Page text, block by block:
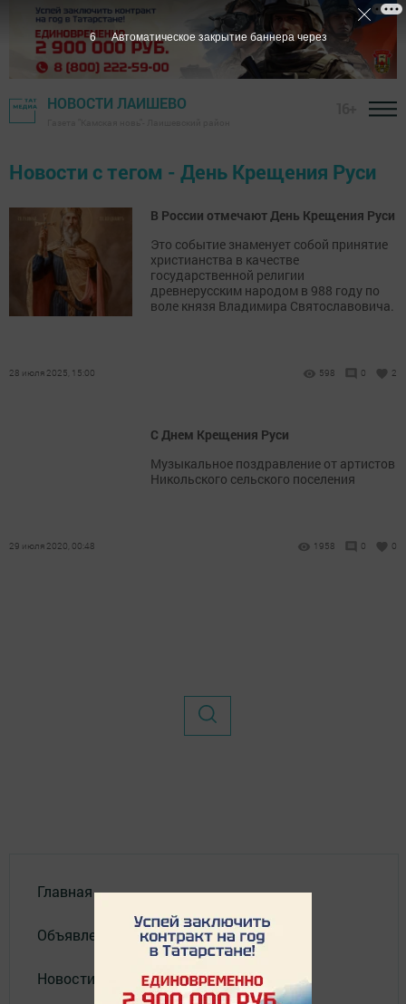
НОВОСТИ ЛАИШЕВО
Новости с тегом - День Крещения Руси
В России отмечают День Крещения Руси
Это событие знаменует собой принятие
христианства в качестве
государственной религии
древнерусским народом в 988 году по
воле князя Владимира Святославовича.
28 июля 2025, 15:00 598 0 2
С Днем Крещения Руси
Музыкальное поздравление от артистов
Никольского сельского поселения
29 июля 2020, 00:48 1958 0 0
Главная
Объявления
Новости
6 Автоматическое закрытие баннера через